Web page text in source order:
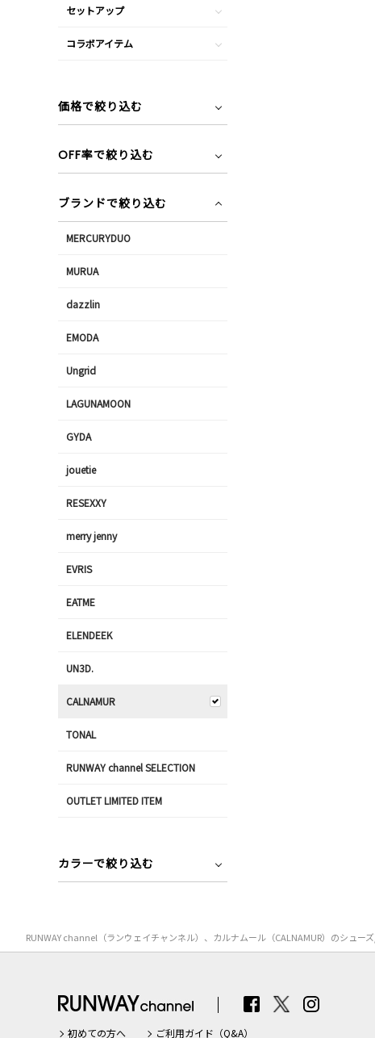
セットアップ
コラボアイテム
価格で絞り込む
OFF率で絞り込む
ブランドで絞り込む
MERCURYDUO
MURUA
dazzlin
EMODA
Ungrid
LAGUNAMOON
GYDA
jouetie
RESEXXY
merry jenny
EVRIS
EATME
ELENDEEK
UN3D.
CALNAMUR
TONAL
RUNWAY channel SELECTION
OUTLET LIMITED ITEM
カラーで絞り込む
RUNWAY channel（ランウェイチャンネル）、カルナムール（CALNAMUR）のシュ
初めての方へ ご利用ガイド（Q&A）